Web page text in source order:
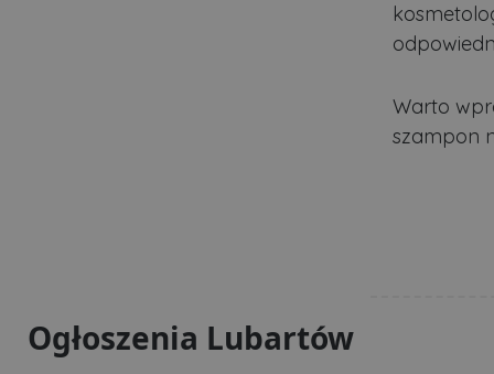
Warto
szampon
Ogłoszenia Lubartów